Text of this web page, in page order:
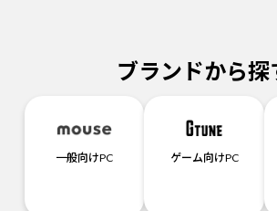
ブランドから探
一般向けPC ゲーム向けPC